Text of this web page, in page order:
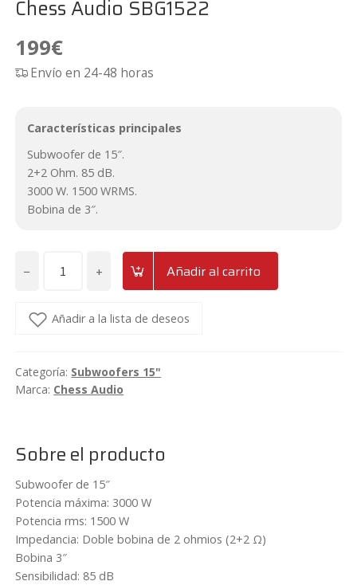
Chess Audio SBG1522
199€
Envío en 24-48 horas
Características principales
Subwoofer de 15″.
2+2 Ohm. 85 dB.
3000 W. 1500 WRMS.
Bobina de 3″.
−
Subwoofer
15"
Chess
Audio
+ Añadir al carrito
Añadir a la lista de deseos
Categoría: Subwoofers 15"
Marca: Chess Audio
Sobre el producto
Subwoofer de 15″
Potencia máxima: 3000 W
Potencia rms: 1500 W
Impedancia: Doble bobina de 2 ohmios (2+2 Ω)
Bobina 3″
Sensibilidad: 85 dB